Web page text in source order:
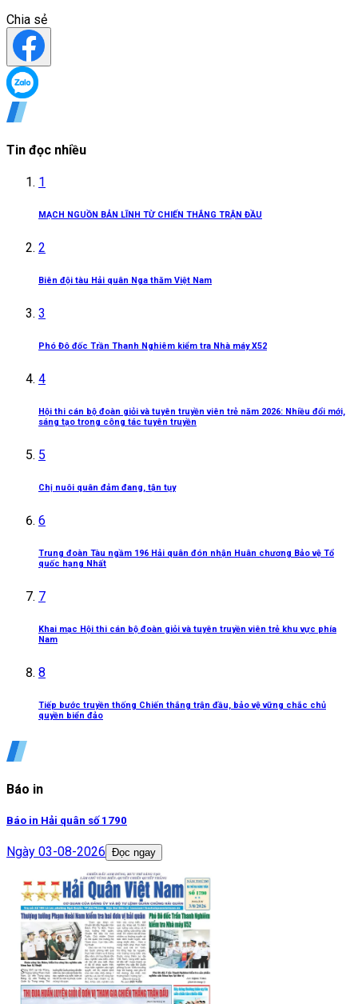
Chia sẻ
Tin đọc nhiều
1
MẠCH NGUỒN BẢN LĨNH TỪ CHIẾN THẮNG TRẬN ĐẦU
2
Biên đội tàu Hải quân Nga thăm Việt Nam
3
Phó Đô đốc Trần Thanh Nghiêm kiểm tra Nhà máy X52
4
Hội thi cán bộ đoàn giỏi và tuyên truyền viên trẻ năm 2026: Nhiều đổi mới,
sáng tạo trong công tác tuyên truyền
5
Chị nuôi quân đảm đang, tận tụy
6
Trung đoàn Tàu ngầm 196 Hải quân đón nhận Huân chương Bảo vệ Tổ
quốc hạng Nhất
7
Khai mạc Hội thi cán bộ đoàn giỏi và tuyên truyền viên trẻ khu vực phía
Nam
8
Tiếp bước truyền thống Chiến thắng trận đầu, bảo vệ vững chắc chủ
quyền biển đảo
Báo in
Báo in Hải quân số 1790
Ngày 03-08-2026 Đọc ngay